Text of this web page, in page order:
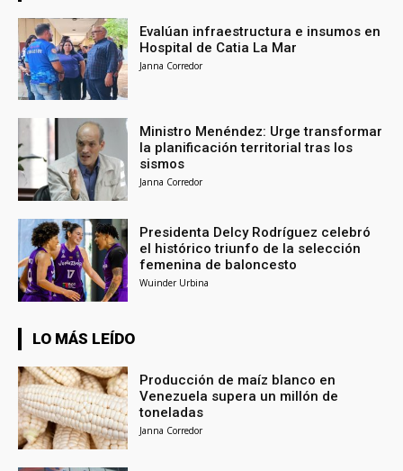
Evalúan infraestructura e insumos en
Hospital de Catia La Mar
Janna Corredor
Ministro Menéndez: Urge transformar
la planificación territorial tras los
sismos
Janna Corredor
Presidenta Delcy Rodríguez celebró
el histórico triunfo de la selección
femenina de baloncesto
Wuinder Urbina
LO MÁS LEÍDO
Producción de maíz blanco en
Venezuela supera un millón de
toneladas
Janna Corredor